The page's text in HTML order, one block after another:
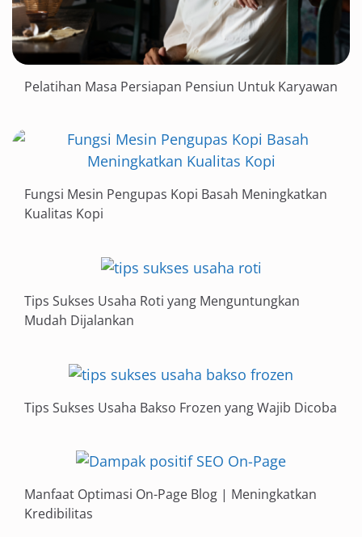
Pelatihan Masa Persiapan Pensiun Untuk Karyawan
Fungsi Mesin Pengupas Kopi Basah Meningkatkan
Kualitas Kopi
Tips Sukses Usaha Roti yang Menguntungkan
Mudah Dijalankan
Tips Sukses Usaha Bakso Frozen yang Wajib Dicoba
Manfaat Optimasi On-Page Blog | Meningkatkan
Kredibilitas